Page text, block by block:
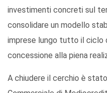
investimenti concreti sul
consolidare un modello
imprese lungo tutto il ciclo
concessione alla piena
A chiudere il cerchio è